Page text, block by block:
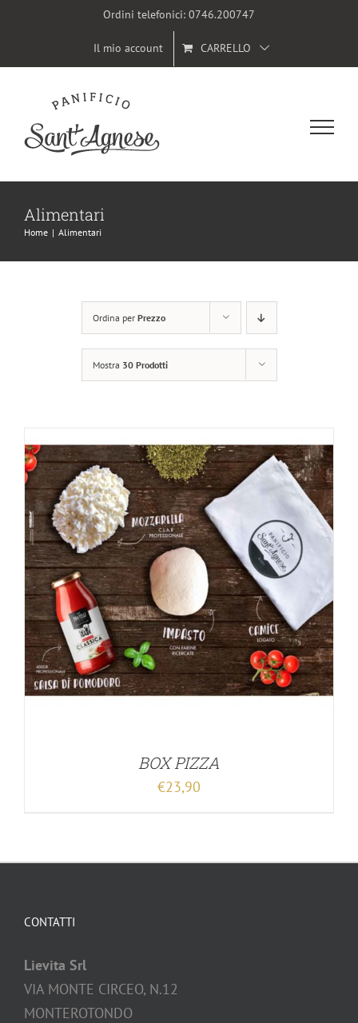
Ordini telefonici: 0746.200747
Il mio account CARRELLO
Alimentari
Home | Alimentari
Ordina per Prezzo
Mostra 30 Prodotti
BOX PIZZA
€23,90
CONTATTI
Lievita Srl
VIA MONTE CIRCEO, N.12
MONTEROTONDO